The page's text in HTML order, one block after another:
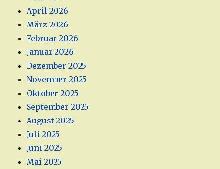
April 2026
März 2026
Februar 2026
Januar 2026
Dezember 2025
November 2025
Oktober 2025
September 2025
August 2025
Juli 2025
Juni 2025
Mai 2025